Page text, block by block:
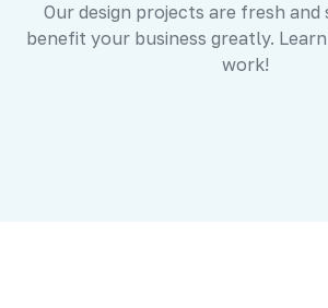
Our design projects are fresh and
benefit your business greatly.
work!